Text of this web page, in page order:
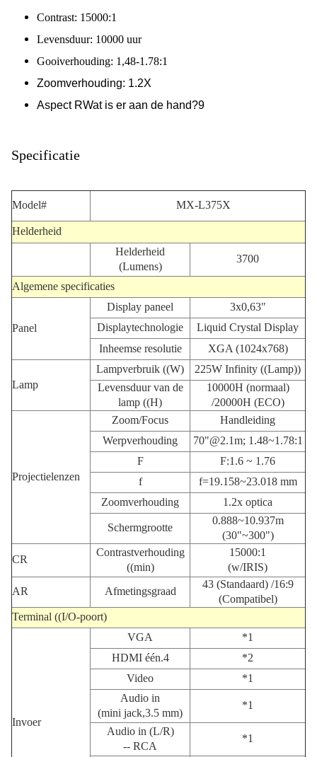
Contrast: 15000:1
Levensduur: 10000 uur
Gooiverhouding: 1,48-1.78:1
Zoomverhouding: 1.2X
Aspect RWat is er aan de hand?9
Specificatie
Model# MX-L375X
Helderheid
Helderheid
(Lumens)
3700
Algemene specificaties
Panel
Display paneel
3x0,63"
Displaytechnologie
Liquid Crystal Display
Inheemse resolutie
XGA (1024x768)
Lamp
Lampverbruik ((W)
225W Infinity ((Lamp))
Levensduur van de
lamp ((H)
10000H (normaal)
/20000H (ECO)
Projectielenzen
Zoom/Focus
Handleiding
Werpverhouding
70"@2.1m; 1.48~1.78:1
F
F:1.6 ~ 1.76
f
f=19.158~23.018 mm
Zoomverhouding
1.2x optica
Schermgrootte
0.888~10.937m
(30"~300")
CR
Contrastverhouding
((min)
15000:1
(w/IRIS)
AR
Afmetingsgraad
43 (Standaard) /16:9
(Compatibel)
Terminal ((I/O-poort)
Invoer
VGA
*1
HDMI één.4
*2
Video
*1
Audio in
(mini jack,3.5 mm)
*1
Audio in (L/R)
-- RCA
*1